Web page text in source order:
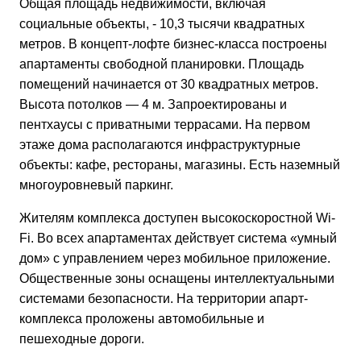
Общая площадь недвижимости, включая
социальные объекты, - 10,3 тысячи квадратных
метров. В концепт-лофте бизнес-класса построены
апартаменты свободной планировки. Площадь
помещений начинается от 30 квадратных метров.
Высота потолков — 4 м. Запроектированы и
пентхаусы с приватными террасами. На первом
этаже дома располагаются инфраструктурные
объекты: кафе, рестораны, магазины. Есть наземный
многоуровневый паркинг.
Жителям комплекса доступен высокоскоростной Wi-
Fi. Во всех апартаментах действует система «умный
дом» с управлением через мобильное приложение.
Общественные зоны оснащены интеллектуальными
системами безопасности. На территории апарт-
комплекса проложены автомобильные и
пешеходные дороги.